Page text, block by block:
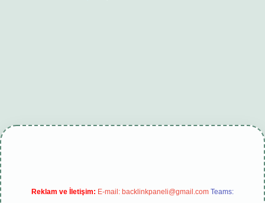
tambet girişbetexper güncel
Reklam ve İletişim: E-mail: backlinkpaneli@gmail.com Teams: